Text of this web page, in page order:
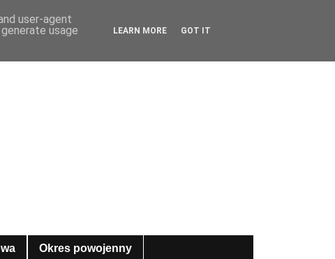
Okres powojenny
user-agent
usage
LEARN MORE GOT IT